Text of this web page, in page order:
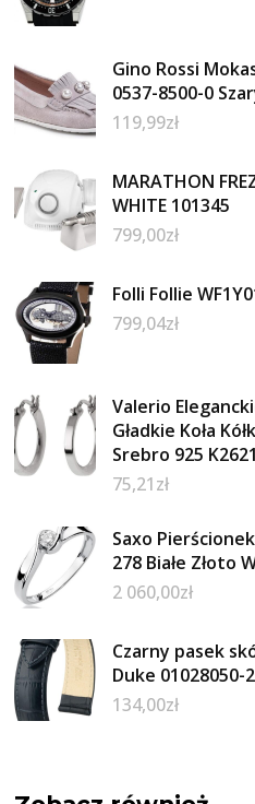
Gino Rossi
0537-8500-0
119,99zł
MARATHON
WHITE 101345
799,00zł
Folli Follie
799,04zł
Valerio
Gładkie Koła
Srebro 925 K2621
75,21zł
Saxo
278 Białe Złoto
2 060,00zł
Czarny pasek
Duke 01028050-
134,00zł